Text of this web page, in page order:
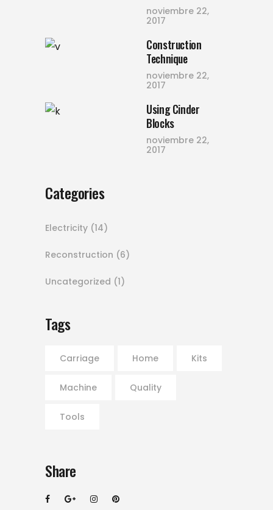
noviembre 22,
2017
Construction
Technique
noviembre 22,
2017
Using Cinder
Blocks
noviembre 22,
2017
Categories
Electricity (14)
Reconstruction (6)
Uncategorized (1)
Tags
Carriage Home Kits
Machine Quality
Tools
Share